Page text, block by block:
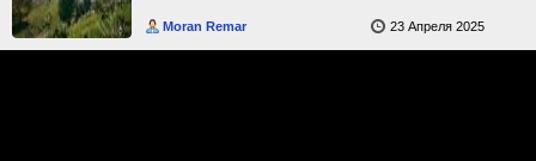
Moran Remar 23 Апреля 2025